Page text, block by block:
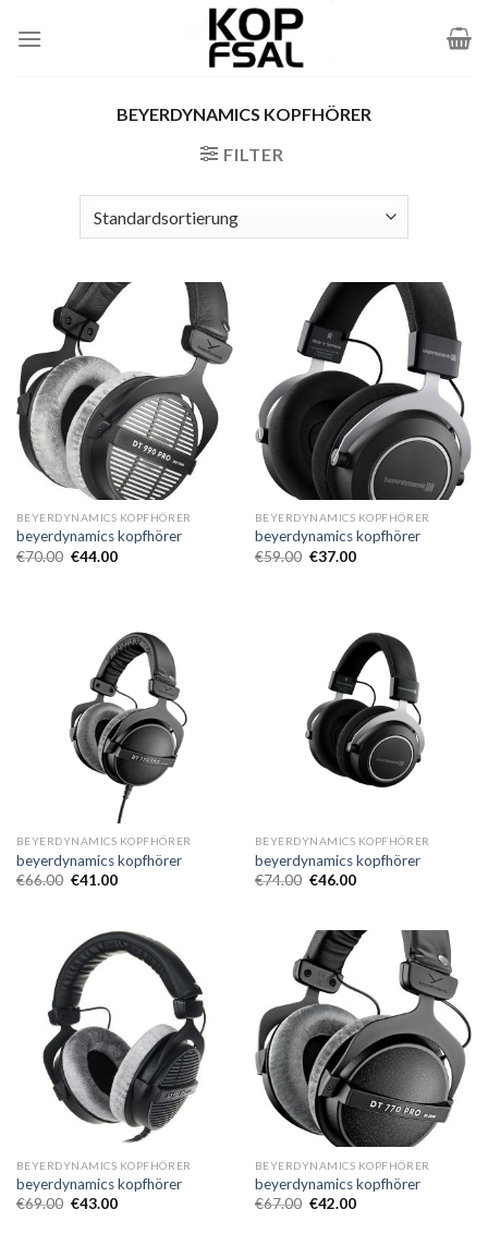
Inhalt
BEYERDYNAMICS KOPFHÖRER
FILTER
BEYERDYNAMICS KOPFHÖRER
beyerdynamics kopfhörer
€70.00 €44.00
BEYERDYNAMICS KOPFHÖRER
beyerdynamics kopfhörer
€59.00 €37.00
BEYERDYNAMICS KOPFHÖRER
beyerdynamics kopfhörer
€66.00 €41.00
BEYERDYNAMICS KOPFHÖRER
beyerdynamics kopfhörer
€74.00 €46.00
BEYERDYNAMICS KOPFHÖRER
beyerdynamics kopfhörer
€69.00 €43.00
BEYERDYNAMICS KOPFHÖRER
beyerdynamics kopfhörer
€67.00 €42.00